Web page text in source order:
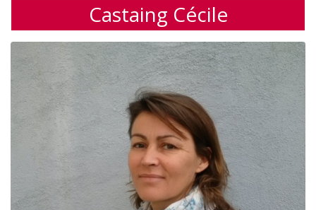
Castaing Cécile